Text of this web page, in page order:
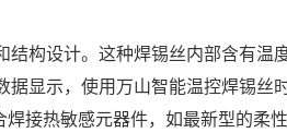
构设计。这种焊锡丝内部含有温
显示，使用万山智能温控焊锡丝
接热敏感元器件，如最新型的柔